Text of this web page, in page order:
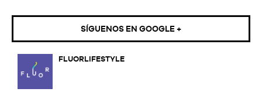
SÍGUENOS EN GOOGLE +
FLUORLIFESTYLE